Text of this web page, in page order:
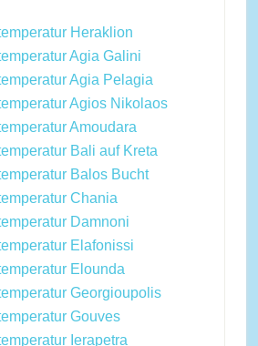
Heraklion
Agia Galini
Agia Pelagia
Agios Nikolaos
Amoudara
Bali auf Kreta
Balos Bucht
Chania
Damnoni
Elafonissi
Elounda
Georgioupolis
Gouves
Ierapetra